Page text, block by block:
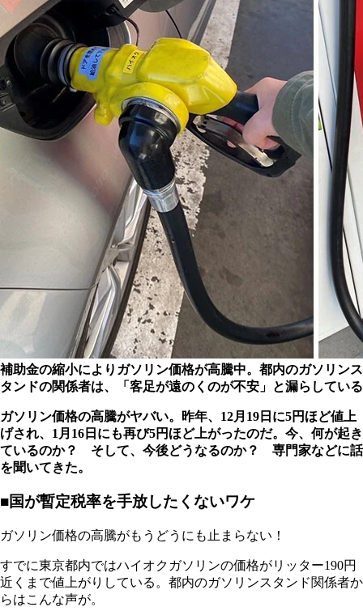
補助金の縮小によりガソリン価格が高騰中。都内のガソリンス
タンドの関係者は、「客足が遠のくのが不安」と漏らしている
ガソリン価格の高騰がヤバい。昨年、12月19日に5円ほど値上
げされ、1月16日にも再び5円ほど上がったのだ。今、何が起き
ているのか？ そして、今後どうなるのか？ 専門家などに話
を聞いてきた。
■国が暫定税率を手放したくないワケ
ガソリン価格の高騰がもうどうにも止まらない！
すでに東京都内ではハイオクガソリンの価格がリッター190円
近くまで値上がりしている。都内のガソリンスタンド関係者か
らはこんな声が。